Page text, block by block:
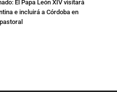
El Papa León XIV visitará
e incluirá a Córdoba en